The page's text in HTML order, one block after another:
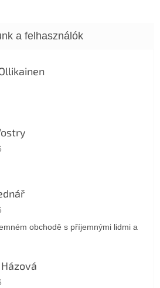
értékelése 5-ből 5 csillag.
értékelése 5-ből 5 csillag.
értékelése 5-ből 5 csillag.
obchodě s příjemnými lidmi a
értékelése 5-ből 5 csillag.